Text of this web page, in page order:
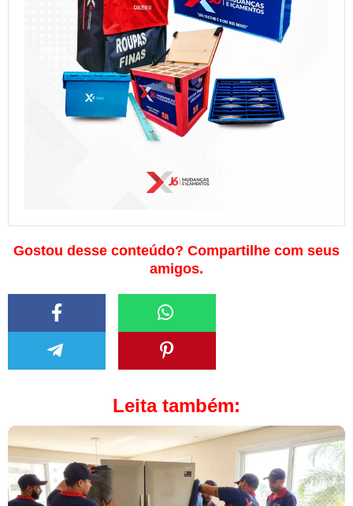
Gostou desse conteúdo? Compartilhe com seus
amigos.
Leita também: